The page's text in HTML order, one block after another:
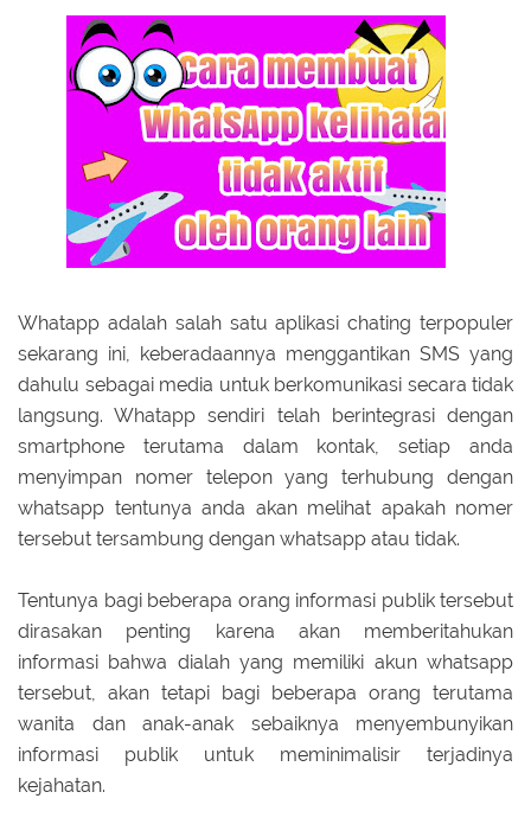
Whatapp adalah salah satu aplikasi chating terpopuler
sekarang ini, keberadaannya menggantikan SMS yang
dahulu sebagai media untuk berkomunikasi secara tidak
langsung. Whatapp sendiri telah berintegrasi dengan
smartphone terutama dalam kontak, setiap anda
menyimpan nomer telepon yang terhubung dengan
whatsapp tentunya anda akan melihat apakah nomer
tersebut tersambung dengan whatsapp atau tidak.
Tentunya bagi beberapa orang informasi publik tersebut
dirasakan penting karena akan memberitahukan
informasi bahwa dialah yang memiliki akun whatsapp
tersebut, akan tetapi bagi beberapa orang terutama
wanita dan anak-anak sebaiknya menyembunyikan
informasi publik untuk meminimalisir terjadinya
kejahatan.